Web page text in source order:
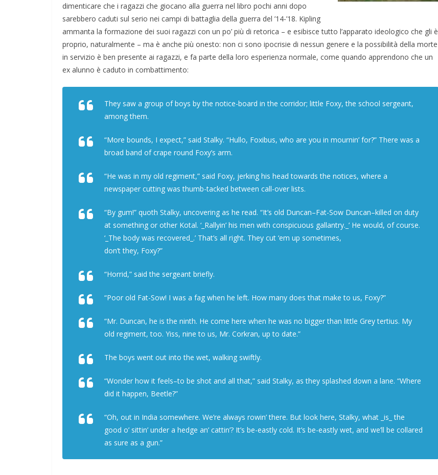
dimenticare che i ragazzi che giocano alla guerra nel libro pochi anni dopo
sarebbero caduti sul serio nei campi di battaglia della guerra del ’14-’18. Kipling
ammanta la formazione dei suoi ragazzi con un po’ più di retorica – e esibisce tutto l’apparato ideologico che gli è
proprio, naturalmente – ma è anche più onesto: non ci sono ipocrisie di nessun genere e la possibilità della morte
in servizio è ben presente ai ragazzi, e fa parte della loro esperienza normale, come quando apprendono che un
ex alunno è caduto in combattimento:
They saw a group of boys by the notice-board in the corridor; little Foxy, the school sergeant,
among them.
“More bounds, I expect,” said Stalky. “Hullo, Foxibus, who are you in mournin’ for?” There was a
broad band of crape round Foxy’s arm.
“He was in my old regiment,” said Foxy, jerking his head towards the notices, where a
newspaper cutting was thumb-tacked between call-over lists.
“By gum!” quoth Stalky, uncovering as he read. “It’s old Duncan–Fat-Sow Duncan–killed on duty
at something or other Kotal. ‘_Rallyin’ his men with conspicuous gallantry._’ He would, of course.
‘_The body was recovered_.’ That’s all right. They cut ‘em up sometimes,
don’t they, Foxy?”
“Horrid,” said the sergeant briefly.
“Poor old Fat-Sow! I was a fag when he left. How many does that make to us, Foxy?”
“Mr. Duncan, he is the ninth. He come here when he was no bigger than little Grey tertius. My
old regiment, too. Yiss, nine to us, Mr. Corkran, up to date.”
The boys went out into the wet, walking swiftly.
“Wonder how it feels–to be shot and all that,” said Stalky, as they splashed down a lane. “Where
did it happen, Beetle?”
“Oh, out in India somewhere. We’re always rowin’ there. But look here, Stalky, what _is_ the
good o’ sittin’ under a hedge an’ cattin’? It’s be-eastly cold. It’s be-eastly wet, and we’ll be collared
as sure as a gun.”